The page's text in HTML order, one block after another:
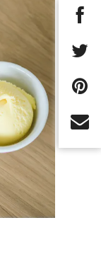
Next